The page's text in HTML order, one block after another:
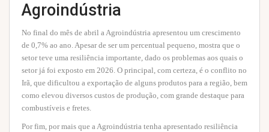
Agroindústria
No final do mês de abril a Agroindústria apresentou um crescimento
de 0,7% ao ano. Apesar de ser um percentual pequeno, mostra que o
setor teve uma resiliência importante, dado os problemas aos quais o
setor já foi exposto em 2026. O principal, com certeza, é o conflito no
Irã, que dificultou a exportação de alguns produtos para a região, bem
como elevou diversos custos de produção, com grande destaque para
combustíveis e fretes.
Por fim, por mais que a Agroindústria tenha apresentado resiliência